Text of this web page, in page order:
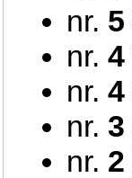
nr. 5
nr. 4
nr. 4
nr. 3
nr. 2